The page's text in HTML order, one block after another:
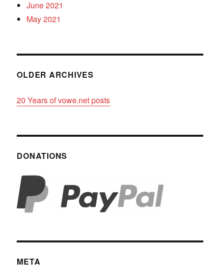
June 2021
May 2021
OLDER ARCHIVES
20 Years of vowe.net posts
DONATIONS
META